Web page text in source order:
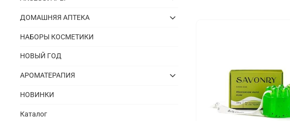
ДОМАШНЯЯ АПТЕКА
НАБОРЫ КОСМЕТИКИ
НОВЫЙ ГОД
АРОМАТЕРАПИЯ
НОВИНКИ
Каталог